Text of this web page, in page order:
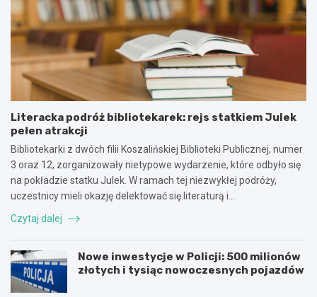
Literacka podróż bibliotekarek: rejs statkiem Julek
pełen atrakcji
Bibliotekarki z dwóch filii Koszalińskiej Biblioteki Publicznej, numer
3 oraz 12, zorganizowały nietypowe wydarzenie, które odbyło się
na pokładzie statku Julek. W ramach tej niezwykłej podróży,
uczestnicy mieli okazję delektować się literaturą i…
Czytaj dalej
Nowe inwestycje w Policji: 500 milionów
złotych i tysiąc nowoczesnych pojazdów